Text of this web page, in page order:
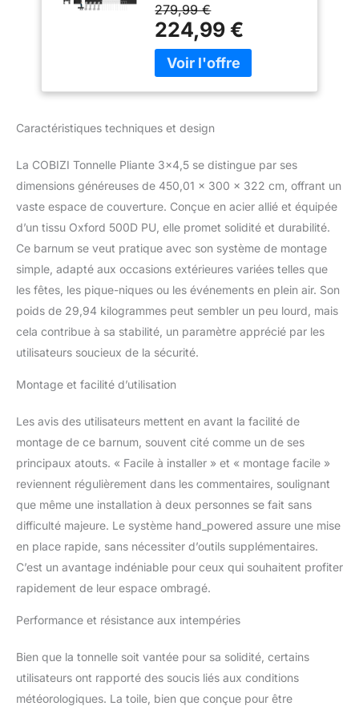
Système de verrouillage à
loquet de pouce facile à
verrouiller et à déverrouiller.
Options de hauteur de
cm/126,8 pouces. Options
tente correspondantes :
222 cm/87,4 pouces, 232
cm/91,3 pouces, 240
cm/94,5 pouces. Parfait
pour les activités
commerciales, le camping,
les festivals, le talonnage,
etc. 【Cadre Lourd en
Acier Allié】Un seul poteau
peut supporter 220 lb (100
kg). Solide et durable avec
une construction
acier allié, des points de
les pôles de pointe se
rencontrent et des pièces
en plastique. Sans outils
simplement le cadre
entièrement assemblé
avec le dessus du sac,
ouvrez-le, placez les tissus
sur le cadre. Utilisez
ensuite les boutons sans
pincement pour régler la
【Avec Sac à Main】Sac à
600D. 2 poignées sur le
côté pour 2 personnes à
soulever. Le forfait
279,99 €
224,99 €
Caractéristiques techniques et design
La COBIZI Tonnelle Pliante 3×4,5 se distingue par ses
dimensions généreuses de 450,01 x 300 x 322 cm, offrant un
vaste espace de couverture. Conçue en acier allié et équipée
d’un tissu Oxford 500D PU, elle promet solidité et durabilité.
Ce barnum se veut pratique avec son système de montage
simple, adapté aux occasions extérieures variées telles que
les fêtes, les pique-niques ou les événements en plein air. Son
poids de 29,94 kilogrammes peut sembler un peu lourd, mais
cela contribue à sa stabilité, un paramètre apprécié par les
utilisateurs soucieux de la sécurité.
Montage et facilité d’utilisation
Les avis des utilisateurs mettent en avant la facilité de
montage de ce barnum, souvent cité comme un de ses
principaux atouts. « Facile à installer » et « montage facile »
reviennent régulièrement dans les commentaires, soulignant
que même une installation à deux personnes se fait sans
difficulté majeure. Le système hand_powered assure une mise
en place rapide, sans nécessiter d’outils supplémentaires.
C’est un avantage indéniable pour ceux qui souhaitent profiter
rapidement de leur espace ombragé.
Performance et résistance aux intempéries
Bien que la tonnelle soit vantée pour sa solidité, certains
utilisateurs ont rapporté des soucis liés aux conditions
météorologiques. La toile, bien que conçue pour être